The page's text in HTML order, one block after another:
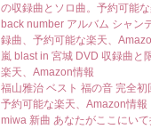
の収録曲とソロ曲。予約可能
back number アルバム シャン
録曲、予約可能な楽天、
嵐 blast in 宮城 DVD 収録曲と
楽天、Amazon情報
福山雅治 ベスト 福の音 完全
予約可能な楽天、Amazon情報
miwa 新曲 あなたがここにい